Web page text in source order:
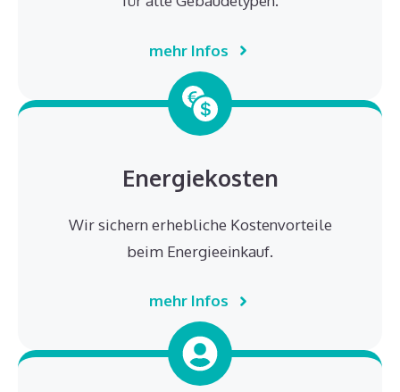
mehr Infos
Energiekosten
Wir sichern erhebliche Kostenvorteile
beim Energieeinkauf.
mehr Infos